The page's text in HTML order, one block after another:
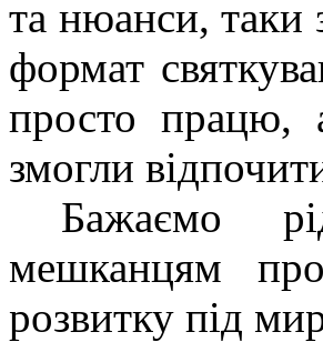
та нюанси, таки
формат
просто працю,
змогли
Бажаємо
мешканцям
розвитку під